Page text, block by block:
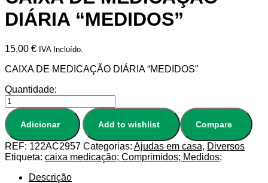
DIÁRIA “MEDIDOS”
15,00 € IVA Incluído.
CAIXA DE MEDICAÇÃO DIÁRIA “MEDIDOS”
Quantidade:
Adicionar Add to wishlist Compare
REF: 122AC2957 Categorias: Ajudas em casa, Diversos
Etiqueta: caixa medicação; Comprimidos; Medidos;
Descrição